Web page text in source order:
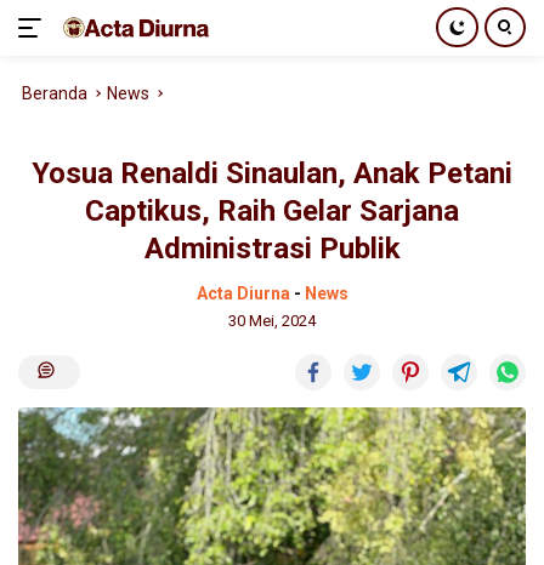
Beranda News
Yosua Renaldi Sinaulan, Anak Petani
Captikus, Raih Gelar Sarjana
Administrasi Publik
Acta Diurna - News
30 Mei, 2024